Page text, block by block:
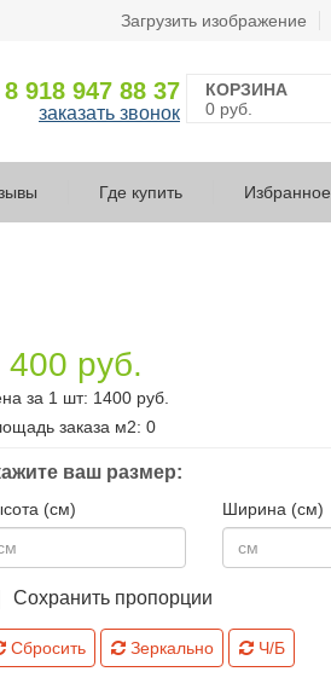
Загрузить изображение
8 918 947 88 37
заказать звонок
КОРЗИНА
0 руб.
Где купить Избранное
400 руб.
за 1 шт: 1400 руб.
заказа м2: 0
ваш размер:
(см) Ширина (см)
Сохранить пропорции
Сбросить Зеркально Ч/Б